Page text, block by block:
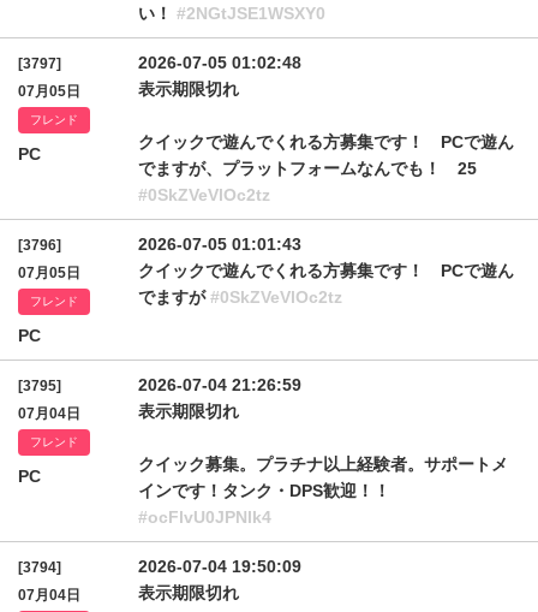
い！ #2NGtJSE1WSXY0
[3797]
07月05日
フレンド
PC
2026-07-05 01:02:48
表示期限切れ
クイックで遊んでくれる方募集です！ PCで遊ん
でますが、プラットフォームなんでも！ 25
#0SkZVeVlOc2tz
[3796]
07月05日
フレンド
PC
2026-07-05 01:01:43
クイックで遊んでくれる方募集です！ PCで遊ん
でますが#0SkZVeVlOc2tz
[3795]
07月04日
フレンド
PC
2026-07-04 21:26:59
表示期限切れ
クイック募集。プラチナ以上経験者。サポートメ
インです！タンク・DPS歓迎！！
#ocFlvU0JPNlk4
[3794]
07月04日
2026-07-04 19:50:09
表示期限切れ